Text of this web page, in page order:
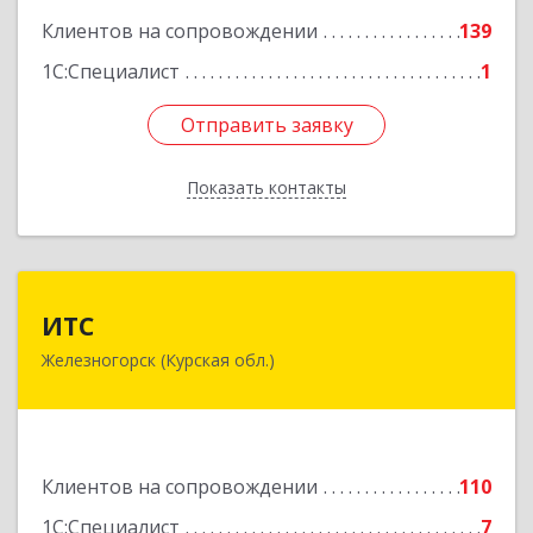
Клиентов на сопровождении
139
1С:Специалист
1
Отправить заявку
Показать контакты
Отправить заявку
Назад
ИТС
Железногорск (Курская обл.)
Клиентов на сопровождении
110
1С:Специалист
7
307178, Курская обл, Железногорск г,